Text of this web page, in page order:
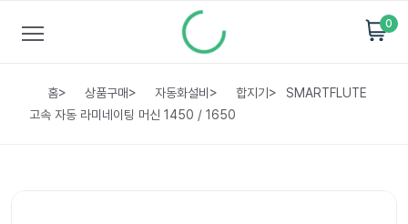
0
홈> 상품구매> 자동화설비 > 합지기 >
SMARTFLUTE
고속 자동 라미네이팅 머신 1450 / 1650